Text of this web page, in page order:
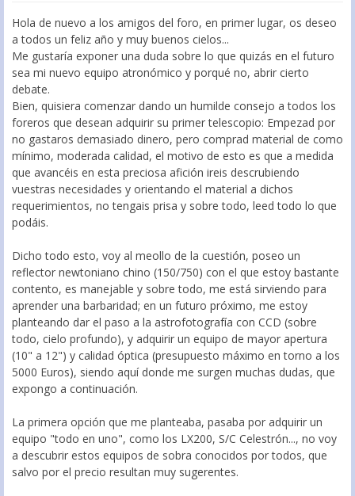
Hola de nuevo a los amigos del foro, en primer lugar, os deseo
a todos un feliz año y muy buenos cielos...
Me gustaría exponer una duda sobre lo que quizás en el futuro
sea mi nuevo equipo atronómico y porqué no, abrir cierto
debate.
Bien, quisiera comenzar dando un humilde consejo a todos los
foreros que desean adquirir su primer telescopio: Empezad por
no gastaros demasiado dinero, pero comprad material de como
mínimo, moderada calidad, el motivo de esto es que a medida
que avancéis en esta preciosa afición ireis descrubiendo
vuestras necesidades y orientando el material a dichos
requerimientos, no tengais prisa y sobre todo, leed todo lo que
podáis.
Dicho todo esto, voy al meollo de la cuestión, poseo un
reflector newtoniano chino (150/750) con el que estoy bastante
contento, es manejable y sobre todo, me está sirviendo para
aprender una barbaridad; en un futuro próximo, me estoy
planteando dar el paso a la astrofotografía con CCD (sobre
todo, cielo profundo), y adquirir un equipo de mayor apertura
(10" a 12") y calidad óptica (presupuesto máximo en torno a los
5000 Euros), siendo aquí donde me surgen muchas dudas, que
expongo a continuación.
La primera opción que me planteaba, pasaba por adquirir un
equipo "todo en uno", como los LX200, S/C Celestrón..., no voy
a descubrir estos equipos de sobra conocidos por todos, que
salvo por el precio resultan muy sugerentes.